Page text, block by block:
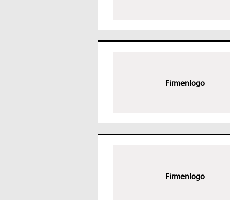
Firmenlogo
Firmenlogo